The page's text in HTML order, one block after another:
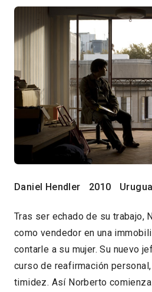
Daniel Hendler 2010
Tras ser echado de su trabajo,
como vendedor en una
contarle a su mujer. Su nuevo
curso de reafirmación
timidez. Así Norberto